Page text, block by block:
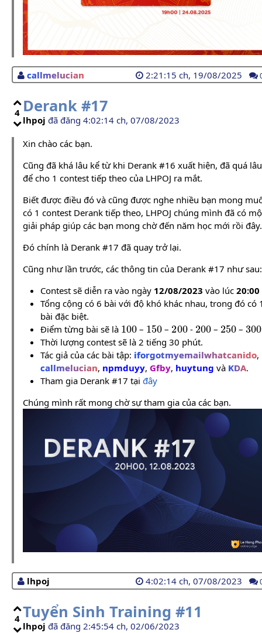
callmelucian 2:21:15 ch, 19/08/2025
4 Derank #17
lhpoj đã đăng 4:02:14 ch, 07/08/2023
Xin chào các bạn.
Cũng đã khá lâu kể từ khi Derank #16 xuất hiện, đã quá lâu
để cho 1 contest tiếp theo của LHPOJ ra mắt.
Biết được điều đó và cũng được nghe nhiều bạn mong
có 1 contest Derank tiếp theo, LHPOJ chúng mình đã có
giải pháp giúp các bạn mong chờ đến năm học mới rồi đây.
Đó chính là Derank #17 đã quay trở lại.
Cũng như lần trước, các thông tin của Derank #17 như sau:
Contest sẽ diễn ra vào ngày 12/08/2023 vào lúc 20:00
Tổng cộng có 6 bài với độ khó khác nhau, trong đó có
bài đặc biệt.
Điểm từng bài sẽ là
–
150
– - –
250
–
Thời lượng contest sẽ là 2 tiếng 30 phút.
Tác giả của các bài tập: iforgotmyemailwhatcanido,
callmelucian, npmduyy, Gfby, huytung và KDA.
Tham gia Derank #17 tại đây
Chúng mình rất mong chờ sự tham gia của các bạn.
lhpoj 4:02:14 ch, 07/08/2023
4 Tuyển Sinh Training #11
lhpoj đã đăng 2:45:54 ch, 02/06/2023